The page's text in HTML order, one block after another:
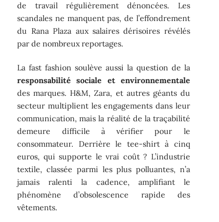
de travail régulièrement dénoncées. Les
scandales ne manquent pas, de l’effondrement
du Rana Plaza aux salaires dérisoires révélés
par de nombreux reportages.
La fast fashion soulève aussi la question de la
responsabilité sociale et environnementale
des marques. H&M, Zara, et autres géants du
secteur multiplient les engagements dans leur
communication, mais la réalité de la traçabilité
demeure difficile à vérifier pour le
consommateur. Derrière le tee-shirt à cinq
euros, qui supporte le vrai coût ? L’industrie
textile, classée parmi les plus polluantes, n’a
jamais ralenti la cadence, amplifiant le
phénomène d’obsolescence rapide des
vêtements.